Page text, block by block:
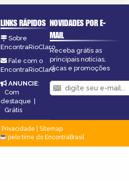
LINKS RÁPIDOS
Sobre
EncontraRioClaro
Fale com o
EncontraRioClaro
ANUNCIE:
Com
destaque |
Grátis
NOVIDADES POR E-
MAIL
Receba grátis as
principais notícias,
dicas e promoções
Privacidade
Sitemap
pelo time do EncontraBrasil